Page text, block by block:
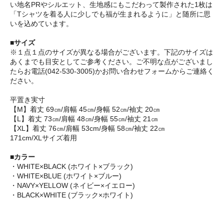
い地名PRやシルエット、生地感にもこだわって製作された1枚は
「Tシャツを着る人に少しでも福が生まれるように」と随所に思
いを込めています。
■サイズ
※１点１点のサイズが異なる場合がございます。下記のサイズは
あくまでも目安としてご参考ください。ご不明な点がございまし
たらお電話(042-530-3005)かお問い合わせフォームからご連絡く
ださい。
平置き実寸
【M】着丈 69㎝/肩幅 45㎝/身幅 52㎝/袖丈 20㎝
【L】着丈 73㎝/肩幅 48㎝/身幅 55㎝/袖丈 21㎝
【XL】着丈 76㎝/肩幅 53cm/身幅 58㎝/袖丈 22㎝
171cm/XLサイズ着用
■カラー
・WHITE×BLACK (ホワイト×ブラック)
・WHITE×BLUE (ホワイト×ブルー)
・NAVY×YELLOW (ネイビー×イエロー)
・BLACK×WHITE (ブラック×ホワイト)